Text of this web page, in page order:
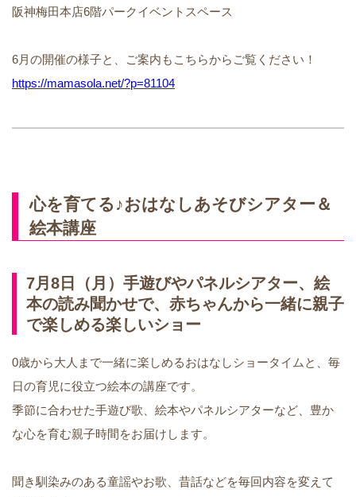
阪神梅田本店6階パークイベントスペース
6月の開催の様子と、ご案内もこちらからご覧ください！
https://mamasola.net/?p=81104
心を育てる♪おはなしあそびシアター＆
絵本講座
7月8日（月）手遊びやパネルシアター、絵
本の読み聞かせで、赤ちゃんから一緒に親子
で楽しめる楽しいショー
0歳から大人まで一緒に楽しめるおはなしショータイムと、毎
日の育児に役立つ絵本の講座です。
季節に合わせた手遊び歌、絵本やパネルシアターなど、豊か
な心を育む親子時間をお届けします。
聞き馴染みのある童謡やお歌、昔話などを毎回内容を変えて